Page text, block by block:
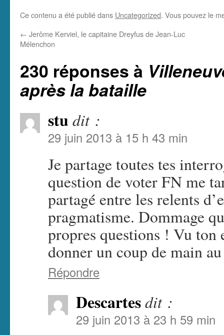
Ce contenu a été publié dans Uncategorized. Vous pouvez le
← Jerôme Kerviel, le capitaine Dreyfus de Jean-Luc
Mélenchon
230 réponses à
après la bataille
stu dit :
29 juin 2013 à 15 h 43 min
Je partage toutes tes
question de voter FN me
partagé entre les relents
pragmatisme. Dommage
propres questions ! Vu ton
donner un coup de main
Répondre
Descartesdit :
29 juin 2013 à 23 h 59 min